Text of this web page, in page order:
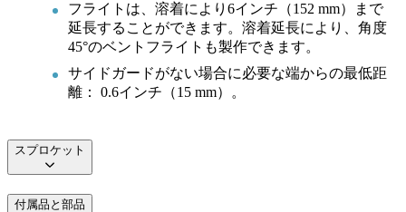
フライトは、溶着により6インチ（152 mm）まで
延長することができます。溶着延長により、角度
45°のベントフライトも製作できます。
サイドガードがない場合に必要な端からの最低距
離： 0.6インチ（15 mm）。
スプロケット
付属品と部品